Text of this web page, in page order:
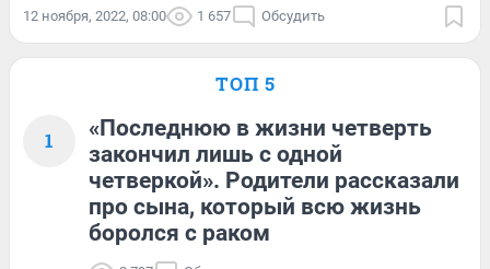
12 ноября, 2022, 08:00 1 657 Обсудить
ТОП 5
1
«Последнюю в жизни четверть
закончил лишь с одной
четверкой». Родители рассказали
про сына, который всю жизнь
боролся с раком